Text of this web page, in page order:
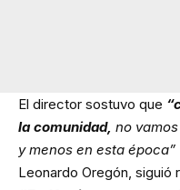
El director sostuvo que
la comunidad, no
y menos en esta época”
Leonardo Oregón, siguió